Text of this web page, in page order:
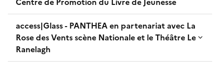
access|Glass - PANTHEA en partenariat avec La
Rose des Vents scène Nationale et le Théâtre Le
Ranelagh